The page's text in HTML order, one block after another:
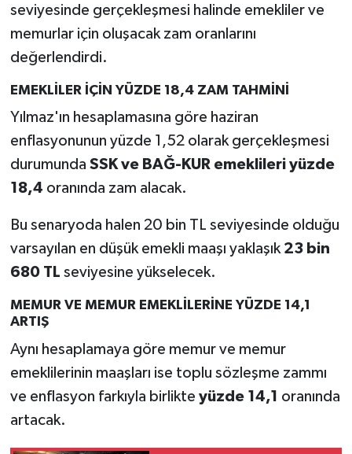
seviyesinde gerçekleşmesi halinde emekliler ve
memurlar için oluşacak zam oranlarını
değerlendirdi.
EMEKLİLER İÇİN YÜZDE 18,4 ZAM TAHMİNİ
Yılmaz'ın hesaplamasına göre haziran
enflasyonunun yüzde 1,52 olarak gerçekleşmesi
durumunda SSK ve BAĞ-KUR emeklileri yüzde
18,4 oranında zam alacak.
Bu senaryoda halen 20 bin TL seviyesinde olduğu
varsayılan en düşük emekli maaşı yaklaşık 23 bin
680 TL seviyesine yükselecek.
MEMUR VE MEMUR EMEKLİLERİNE YÜZDE 14,1
ARTIŞ
Aynı hesaplamaya göre memur ve memur
emeklilerinin maaşları ise toplu sözleşme zammı
ve enflasyon farkıyla birlikte yüzde 14,1 oranında
artacak.